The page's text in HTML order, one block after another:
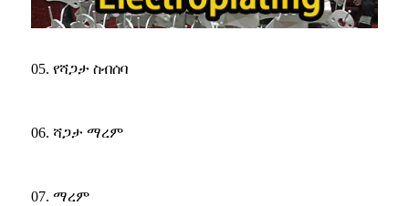
05. የሻጋታ ስብሰባ
06. ሻጋታ ማረም
07. ማረም